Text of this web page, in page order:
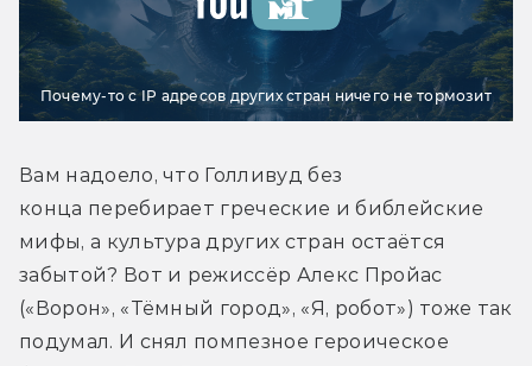
Почему-то с IP адресов других стран ничего не тормозит
Вам надоело, что Голливуд без
конца перебирает греческие и библейские
мифы, а культура других стран остаётся
забытой? Вот и режиссёр Алекс Пройас
(«Ворон», «Тёмный город», «Я, робот») тоже так
подумал. И снял помпезное героическое